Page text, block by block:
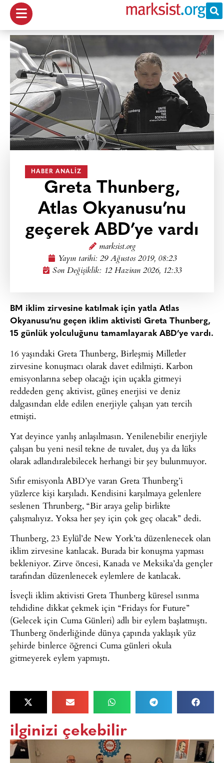
HABER ANALIZ
Greta Thunberg,
Atlas Okyanusu’nu
geçerek ABD’ye vardı
marksist.org
Yayın tarihi: 29 Ağustos 2019, 08:23
Son Değişiklik: 12 Haziran 2026, 12:33
BM iklim zirvesine katılmak için yatla Atlas
Okyanusu’nu geçen iklim aktivisti Greta Thunberg,
15 günlük yolculuğunu tamamlayarak ABD’ye vardı.
16 yaşındaki Greta Thunberg, Birleşmiş Milletler
zirvesine konuşmacı olarak davet edilmişti. Karbon
emisyonlarına sebep olacağı için uçakla gitmeyi
reddeden genç aktivist, güneş enerjisi ve deniz
dalgasından elde edilen enerjiyle çalışan yatı tercih
etmişti.
Yat deyince yanlış anlaşılmasın. Yenilenebilir enerjiyle
çalışan bu yeni nesil tekne de tuvalet, duş ya da lüks
olarak adlandıralebilecek herhangi bir şey bulunmuyor.
Sıfır emisyonla ABD’ye varan Greta Thunberg’i
yüzlerce kişi karşıladı. Kendisini karşılmaya gelenlere
seslenen Thrunberg, “Bir araya gelip birlikte
çalışmalıyız. Yoksa her şey için çok geç olacak” dedi.
Thunberg, 23 Eylül’de New York’ta düzenlenecek olan
iklim zirvesine katılacak. Burada bir konuşma yapması
bekleniyor. Zirve öncesi, Kanada ve Meksika’da gençler
tarafından düzenlenecek eylemlere de katılacak.
İsveçli iklim aktivisti Greta Thunberg küresel ısınma
tehdidine dikkat çekmek için “Fridays for Future”
(Gelecek için Cuma Günleri) adlı bir eylem başlatmıştı.
Thunberg önderliğinde dünya çapında yaklaşık yüz
şehirde binlerce öğrenci Cuma günleri okula
gitmeyerek eylem yapmıştı.
ilginizi çekebilir